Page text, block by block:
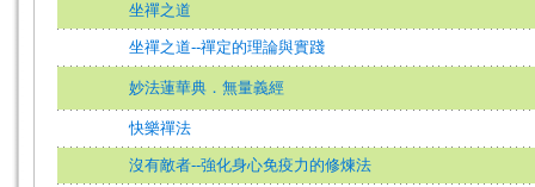
坐禪之道
坐禪之道--禪定的理論與實踐
妙法蓮華典．無量義經
快樂禪法
沒有敵者--強化身心免疫力的修煉法